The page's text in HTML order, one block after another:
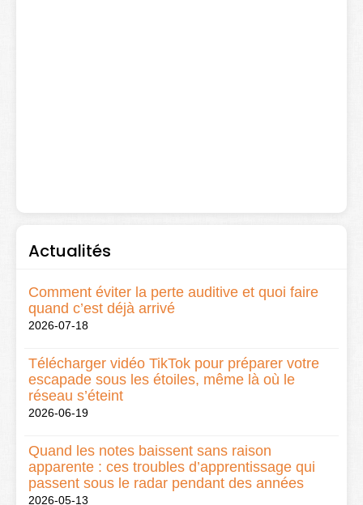
Actualités
Comment éviter la perte auditive et quoi faire
quand c’est déjà arrivé
2026-07-18
Télécharger vidéo TikTok pour préparer votre
escapade sous les étoiles, même là où le
réseau s’éteint
2026-06-19
Quand les notes baissent sans raison
apparente : ces troubles d’apprentissage qui
passent sous le radar pendant des années
2026-05-13